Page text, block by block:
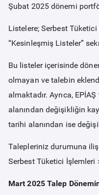
Şubat 2025 dönemi
Listelere; Serbest
“Kesinleşmiş Listeler”
Bu listeler içerisinde
olmayan ve talebin
almaktadır. Ayrıca,
alanından değişikliğin
tarihi alanından ise
Talepleriniz durumuna
Serbest Tüketici İşlemleri
Mart 2025 Talep